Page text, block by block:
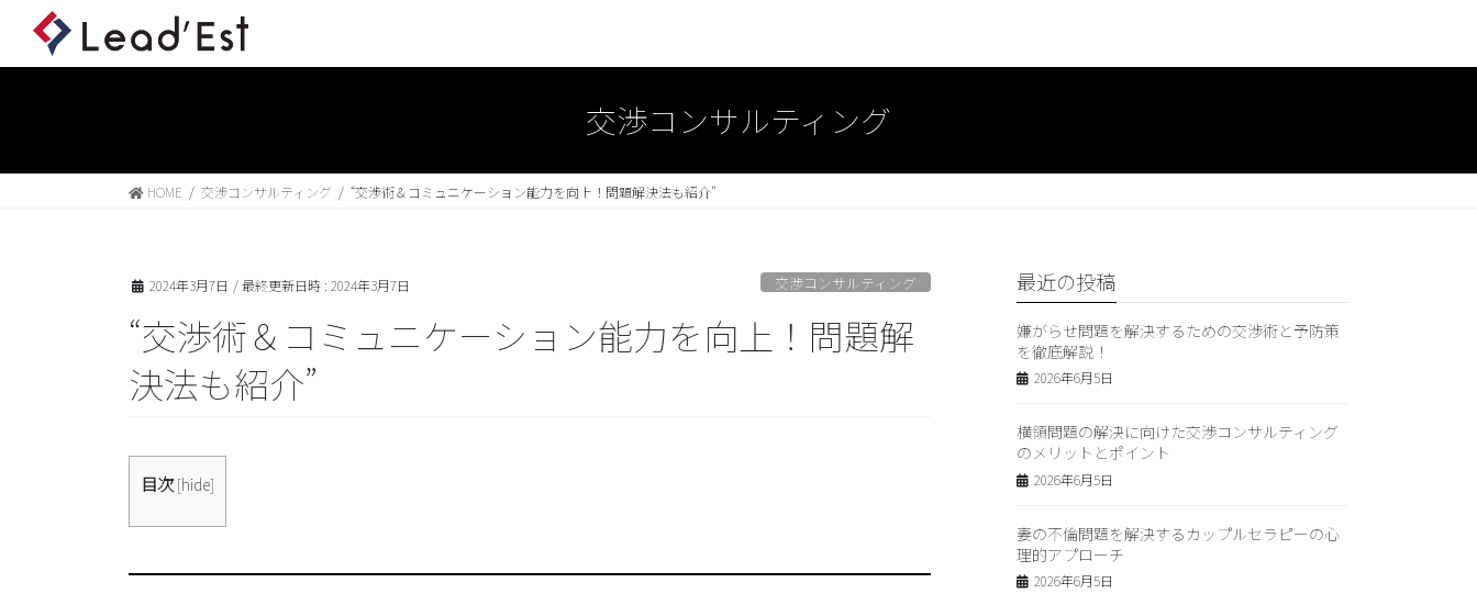
交渉コンサルティング
HOME 交渉コンサルティング “交渉術＆コミュニケーション能力を向上！問題解決法も紹介”
2024年3月7日 / 最終更新日時 : 2024年3月7日 交渉コンサルティング
“交渉術＆コミュニケーション能力を向上！問題解
決法も紹介”
目次 [hide]
最近の投稿
嫌がらせ問題を解決するための交渉術と予防策
を徹底解説！
2026年6月5日
横領問題の解決に向けた交渉コンサルティング
のメリットとポイント
2026年6月5日
妻の不倫問題を解決するカップルセラピーの心
理的アプローチ
2026年6月5日